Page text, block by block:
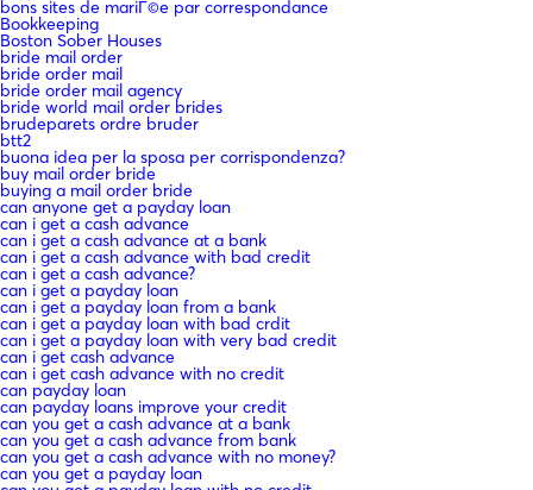
bons sites de mariГ©e par correspondance
Bookkeeping
Boston Sober Houses
bride mail order
bride order mail
bride order mail agency
bride world mail order brides
brudeparets ordre bruder
btt2
buona idea per la sposa per corrispondenza?
buy mail order bride
buying a mail order bride
can anyone get a payday loan
can i get a cash advance
can i get a cash advance at a bank
can i get a cash advance with bad credit
can i get a cash advance?
can i get a payday loan
can i get a payday loan from a bank
can i get a payday loan with bad crdit
can i get a payday loan with very bad credit
can i get cash advance
can i get cash advance with no credit
can payday loan
can payday loans improve your credit
can you get a cash advance at a bank
can you get a cash advance from bank
can you get a cash advance with no money?
can you get a payday loan